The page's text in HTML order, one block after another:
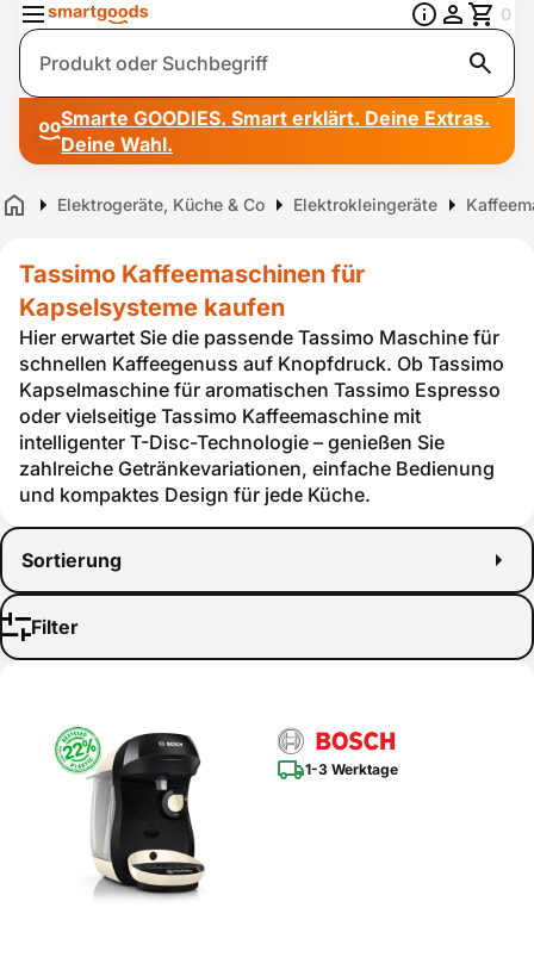
Suche
0
Smarte GOODIES. Smart erklärt. Deine Extras.
Deine Wahl.
Home Elektrogeräte, Küche & Co Elektrokleingeräte
Sortierung
Filter
Tassimo Kaffeemaschinen für
Kapselsysteme kaufen
Hier erwartet Sie die passende Tassimo Maschine für
schnellen Kaffeegenuss auf Knopfdruck. Ob Tassimo
Kapselmaschine für aromatischen Tassimo Espresso
oder vielseitige Tassimo Kaffeemaschine mit
intelligenter T-Disc-Technologie – genießen Sie
zahlreiche Getränkevariationen, einfache Bedienung
und kompaktes Design für jede Küche.
1-3 Werktage